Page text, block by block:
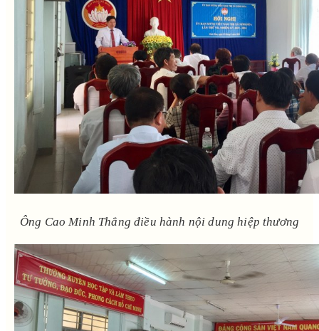
Ông Cao Minh Thắng điều hành nội dung hiệp thương